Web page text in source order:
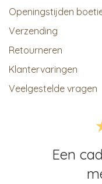
Openingstijden
Verzending
Retourneren
Klantervaringen
Veelgestelde vragen
Een